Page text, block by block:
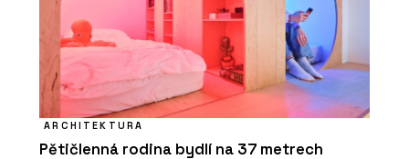
ARCHITEKTURA
Pětičlenná rodina bydlí na 37 metrech